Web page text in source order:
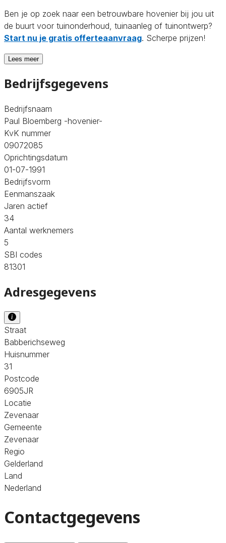
Ben je op zoek naar een betrouwbare hovenier bij jou uit
de buurt voor tuinonderhoud, tuinaanleg of tuinontwerp?
Start nu je gratis offerteaanvraag. Scherpe prijzen!
Lees meer
Bedrijfsgegevens
Bedrijfsnaam
Paul Bloemberg -hovenier-
KvK nummer
09072085
Oprichtingsdatum
01-07-1991
Bedrijfsvorm
Eenmanszaak
Jaren actief
34
Aantal werknemers
5
SBI codes
81301
Adresgegevens
Straat
Babberichseweg
Huisnummer
31
Postcode
6905JR
Locatie
Zevenaar
Gemeente
Zevenaar
Regio
Gelderland
Land
Nederland
Contactgegevens